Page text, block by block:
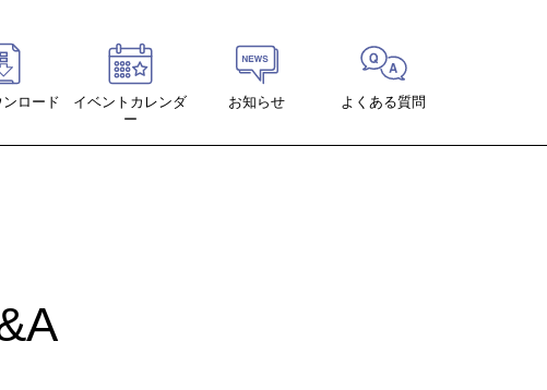
ロード
ダウンロード
イベントカレンダ
ー
お知らせ よくある質問